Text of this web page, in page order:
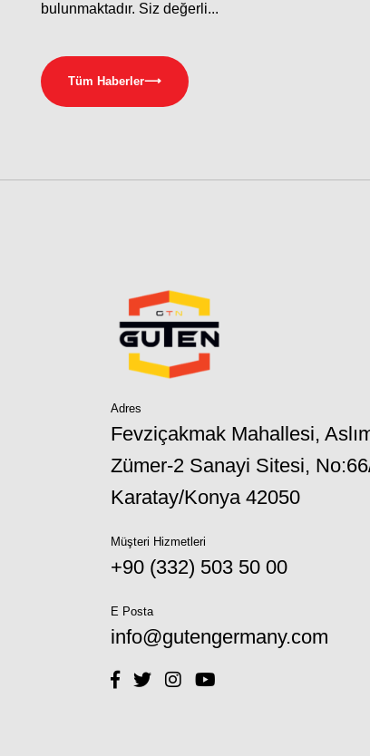
bulunmaktadır. Siz değerli...
Tüm Haberler⟶
Adres
Fevziçakmak Mahallesi,
Zümer-2 Sanayi Sitesi,
Karatay/Konya 42050
Müşteri Hizmetleri
+90 (332) 503 50 00
E Posta
info@gutengermany.com